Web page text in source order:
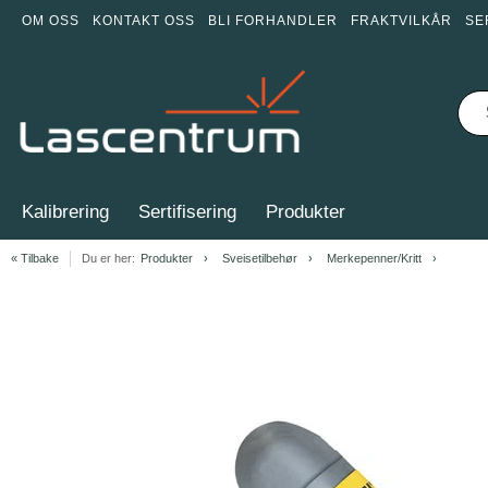
OM OSS KONTAKT OSS BLI FORHANDLER FRAKTVILKÅR
Kalibrering Sertifisering Produkter
« Tilbake Du er her: Produkter Sveisetilbehør Merkepenner/Kritt